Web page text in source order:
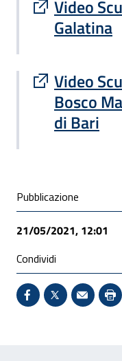
Video
Galatina
Sito esterno
Video
Bosco
di Bari
Sito esterno
Condivisione
Pubblicazione
21/05/2021, 12:01
Condividi
Condividi su
X - SitoInvio